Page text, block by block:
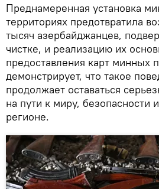
Преднамеренная установка
территориях предотвратила
тысяч азербайджанцев,
чистке, и реализацию их
предоставления карт минных
демонстрирует, что такое
продолжает оставаться
на пути к миру, безопасности
регионе.